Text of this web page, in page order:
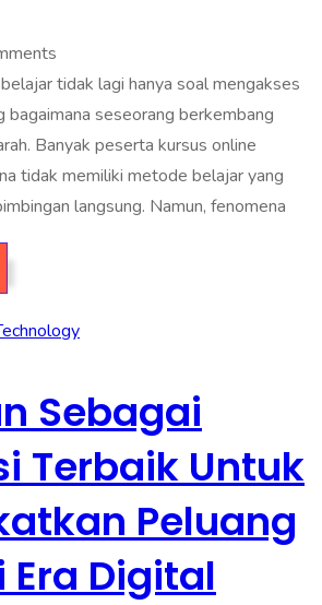
tidak lagi hanya soal mengakses
seseorang berkembang
Banyak peserta kursus online
tidak memiliki metode belajar yang
langsung. Namun, fenomena
Sebagai
Terbaik Untuk
Peluang
Era Digital